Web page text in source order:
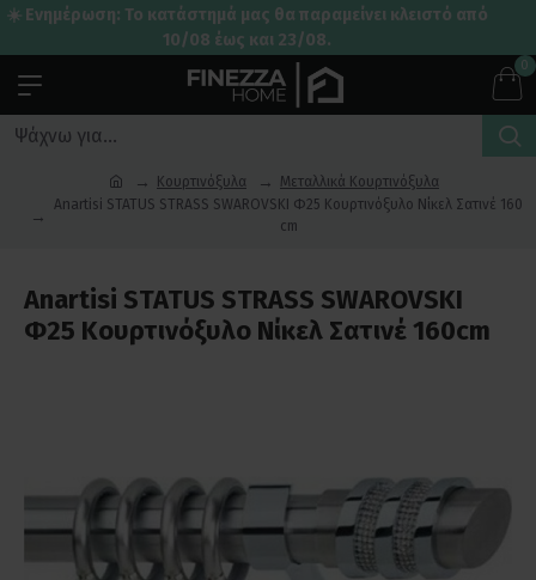
☀️ Ενημέρωση: Το κατάστημά μας θα παραμείνει κλειστό από
10/08 έως και 23/08.
0
Κουρτινόξυλα
Μεταλλικά Κουρτινόξυλα
Anartisi STATUS STRASS SWAROVSKI Φ25 Κουρτινόξυλο Νίκελ Σατινέ 160
cm
Anartisi STATUS STRASS SWAROVSKI
Φ25 Κουρτινόξυλο Νίκελ Σατινέ 160cm